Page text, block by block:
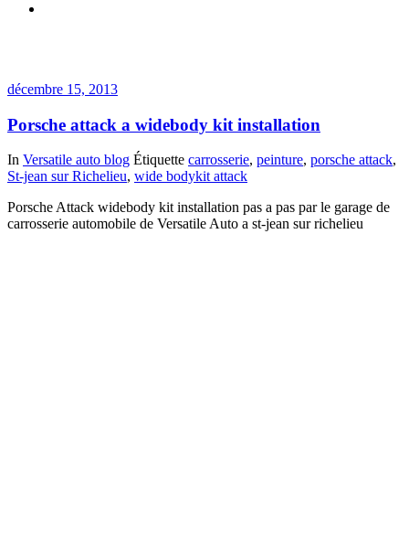
décembre 15, 2013
Porsche attack a widebody kit installation
In Versatile auto blog Étiquette carrosserie, peinture, porsche attack,
St-jean sur Richelieu, wide bodykit attack
Porsche Attack widebody kit installation pas a pas par le garage de
carrosserie automobile de Versatile Auto a st-jean sur richelieu